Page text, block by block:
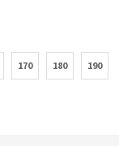
170 180 190